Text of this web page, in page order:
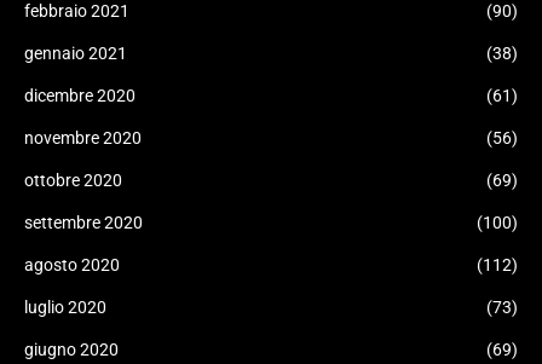
febbraio 2021 (90)
gennaio 2021 (38)
dicembre 2020 (61)
novembre 2020 (56)
ottobre 2020 (69)
settembre 2020 (100)
agosto 2020 (112)
luglio 2020 (73)
giugno 2020 (69)